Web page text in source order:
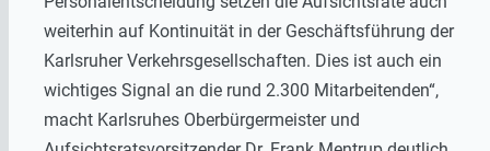
weiterhin auf Kontinuität in der Geschäftsführung der
Karlsruher Verkehrsgesellschaften. Dies ist auch ein
wichtiges Signal an die rund 2.300 Mitarbeitenden“,
macht Karlsruhes Oberbürgermeister und